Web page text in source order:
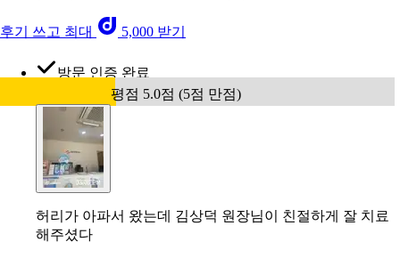
후기 쓰고 최대 5,000 받기
방문 인증 완료
평점 5.0점 (5점 만점)
허리가 아파서 왔는데 김상덕 원장님이 친절하게 잘 치료
해주셨다